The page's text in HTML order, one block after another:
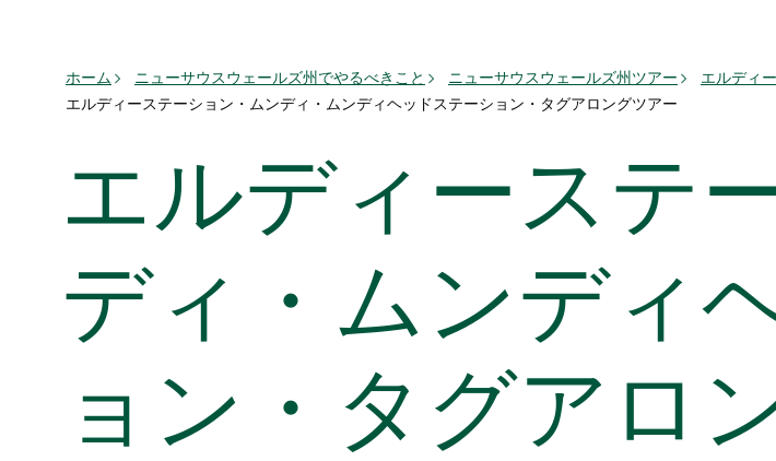
ホーム ニューサウスウェールズ州でやるべきこと ニューサウスウェールズ州ツアー
エルディ
エルディーステーション・ムンディ・ムンディヘッドステーション・タグアロングツアー
エルディーステ
ディ・ムンディ
ョン・タグアロ